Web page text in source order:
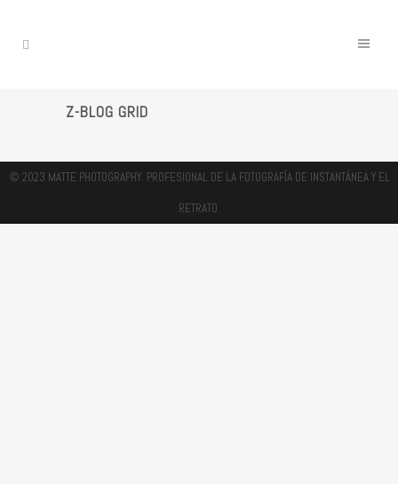
Z-BLOG GRID
© 2023 MATTE PHOTOGRAPHY. PROFESIONAL DE LA FOTOGRAFÍA DE INSTANTÁNEA Y EL
RETRATO.